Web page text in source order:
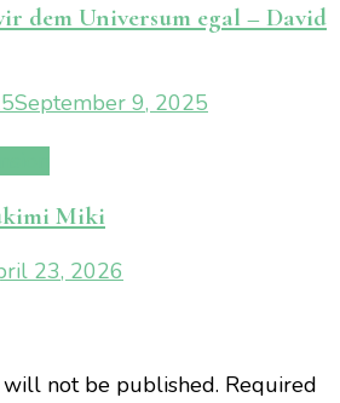
dem Universum egal – David
September 9, 2025
Miki
23, 2026
not be published. Required